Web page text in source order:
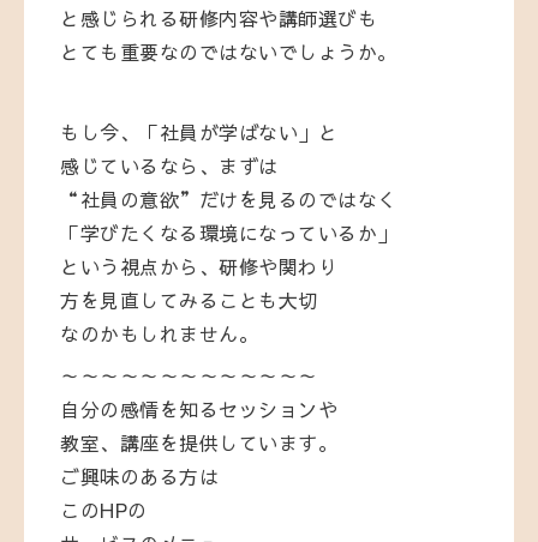
と感じられる研修内容や講師選びも
とても重要なのではないでしょうか。
もし今、「社員が学ばない」と
感じているなら、まずは
“社員の意欲”だけを見るのではなく
「学びたくなる環境になっているか」
という視点から、研修や関わり
方を見直してみることも大切
なのかもしれません。
～～～～～～～～～～～～～
自分の感情を知るセッションや
教室、講座を提供しています。
ご興味のある方は
このHPの